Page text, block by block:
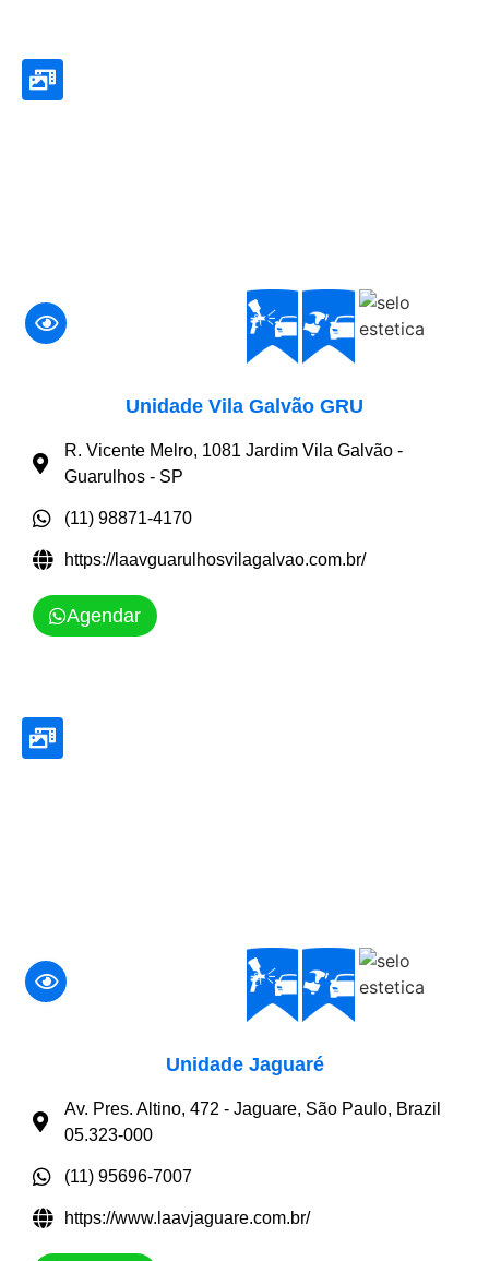
Unidade Vila Galvão GRU
R. Vicente Melro, 1081 Jardim Vila Galvão -
Guarulhos - SP
(11) 98871-4170
https://laavguarulhosvilagalvao.com.br/
Agendar
Unidade Jaguaré
Av. Pres. Altino, 472 - Jaguare, São Paulo, Brazil
05.323-000
(11) 95696-7007
https://www.laavjaguare.com.br/